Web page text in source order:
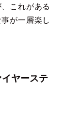
これがある
が一層楽し
ヤーステ